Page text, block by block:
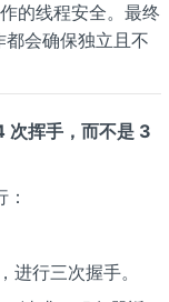
的线程安全。最终
会确保独立且不
次挥手，而不是 3
进行三次握手。